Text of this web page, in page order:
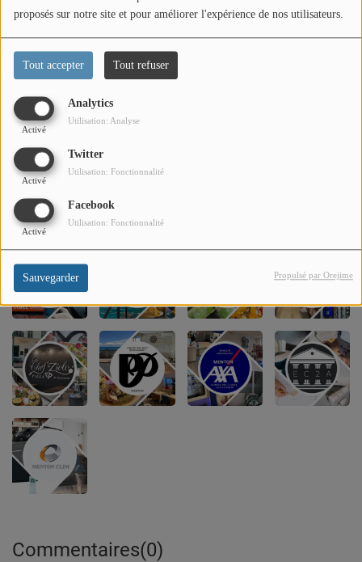
proposés sur notre site et pour améliorer l'expérience de nos utilisateurs.
Tout accepter Tout refuser
Analytics
Activé
Utilisation: Analyse
Twitter
Activé
Utilisation: Fonctionnalité
Facebook
Activé
Utilisation: Fonctionnalité
Sauvegarder Propulsé par Orejime
PARTENAIRES
LEURS ACTUS
Commentaires(0)